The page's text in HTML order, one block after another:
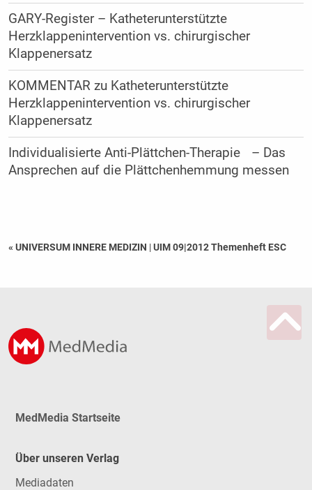
GARY-Register – Katheterunterstützte
Herzklappenintervention vs. chirurgischer
Klappenersatz
KOMMENTAR zu Katheterunterstützte
Herzklappenintervention vs. chirurgischer
Klappenersatz
Individualisierte Anti-Plättchen-Therapie – Das
Ansprechen auf die Plättchenhemmung messen
« UNIVERSUM INNERE MEDIZIN |UIM 09|2012 Themenheft ESC
MedMedia Startseite
Über unseren Verlag
Mediadaten